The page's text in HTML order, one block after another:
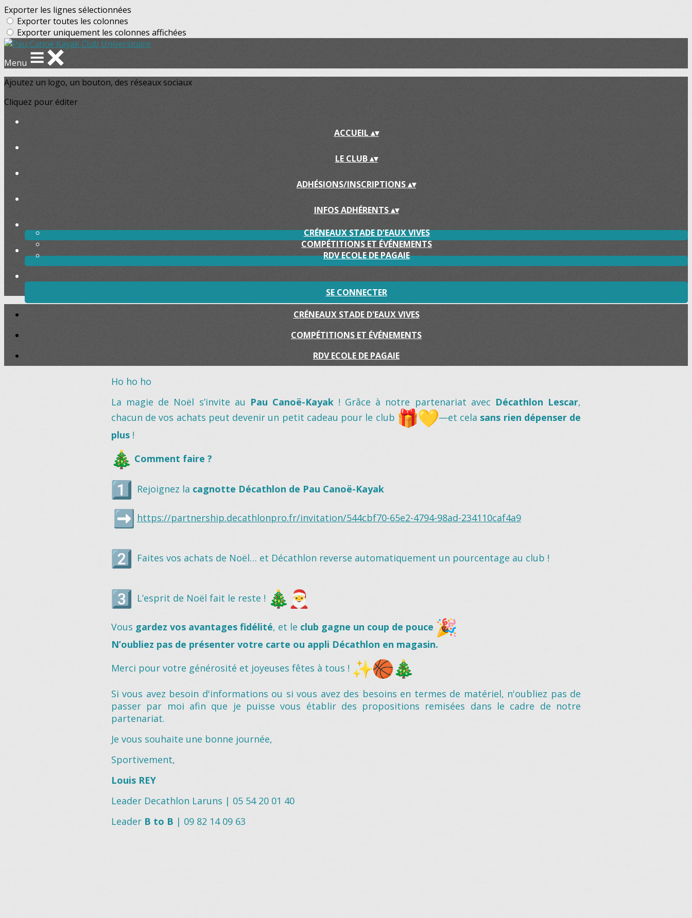
Exporter les lignes sélectionnées
Exporter toutes les colonnes
Exporter uniquement les colonnes affichées
Menu
Ajoutez un logo, un bouton, des réseaux sociaux
Cliquez pour éditer
ACCUEIL ▴▾
LE CLUB▴▾
ADHÉSIONS/INSCRIPTIONS▴▾
INFOS ADHÉRENTS▴▾
CRÉNEAUX STADE D'EAUX VIVES
COMPÉTITIONS ET ÉVÉNEMENTS
RDV ECOLE DE PAGAIE
SE CONNECTER
CRÉNEAUX STADE D'EAUX VIVES
COMPÉTITIONS ET ÉVÉNEMENTS
RDV ECOLE DE PAGAIE
Ho ho ho
La magie de Noël s’invite au Pau Canoë-Kayak! Grâce à notre partenariat avec Décathlon Lescar,
chacun de vos achats peut devenir un petit cadeau pour le club
—et cela sans rien dépenser de
plus !
Comment faire ?
Rejoignez la cagnotte Décathlon de Pau Canoë-Kayak
https://partnership.decathlonpro.fr/invitation/544cbf70-65e2-4794-98ad-234110caf4a9
Faites vos achats de Noël… et Décathlon reverse automatiquement un pourcentage au club !
L’esprit de Noël fait le reste !
Vous gardez vos avantages fidélité, et le club gagne un coup de pouce
N’oubliez pas de présenter votre carte ou appli Décathlon en magasin.
Merci pour votre générosité et joyeuses fêtes à tous !
Si vous avez besoin d'informations ou si vous avez des besoins en termes de matériel, n'oubliez pas de
passer par moi afin que je puisse vous établir des propositions remisées dans le cadre de notre
partenariat.
Je vous souhaite une bonne journée,
Sportivement,
Louis REY
Leader Decathlon Laruns | 05 54 20 01 40
Leader B to B | 09 82 14 09 63